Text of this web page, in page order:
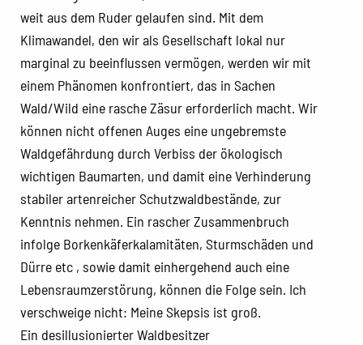
weit aus dem Ruder gelaufen sind. Mit dem
Klimawandel, den wir als Gesellschaft lokal nur
marginal zu beeinflussen vermögen, werden wir mit
einem Phänomen konfrontiert, das in Sachen
Wald/Wild eine rasche Zäsur erforderlich macht. Wir
können nicht offenen Auges eine ungebremste
Waldgefährdung durch Verbiss der ökologisch
wichtigen Baumarten, und damit eine Verhinderung
stabiler artenreicher Schutzwaldbestände, zur
Kenntnis nehmen. Ein rascher Zusammenbruch
infolge Borkenkäferkalamitäten, Sturmschäden und
Dürre etc , sowie damit einhergehend auch eine
Lebensraumzerstörung, können die Folge sein. Ich
verschweige nicht: Meine Skepsis ist groß.
Ein desillusionierter Waldbesitzer